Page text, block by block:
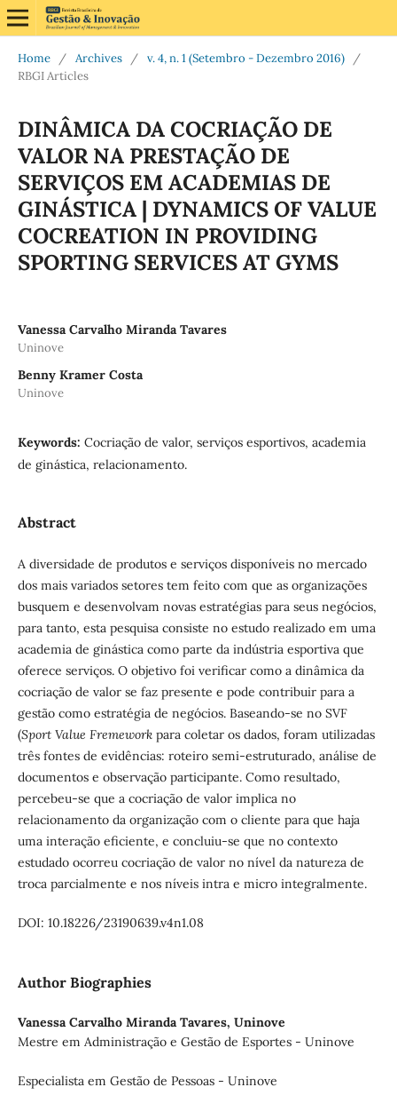
Home / Archives / v. 4, n. 1 (Setembro - Dezembro 2016)
/
RBGI Articles
DINÂMICA DA COCRIAÇÃO DE
VALOR NA PRESTAÇÃO DE
SERVIÇOS EM ACADEMIAS DE
GINÁSTICA | DYNAMICS OF VALUE
COCREATION IN PROVIDING
SPORTING SERVICES AT GYMS
Vanessa Carvalho Miranda Tavares
Uninove
Benny Kramer Costa
Uninove
Keywords: Cocriação de valor, serviços esportivos, academia
de ginástica, relacionamento.
Abstract
A diversidade de produtos e serviços disponíveis no mercado
dos mais variados setores tem feito com que as organizações
busquem e desenvolvam novas estratégias para seus negócios,
para tanto, esta pesquisa consiste no estudo realizado em uma
academia de ginástica como parte da indústria esportiva que
oferece serviços. O objetivo foi verificar como a dinâmica da
cocriação de valor se faz presente e pode contribuir para a
gestão como estratégia de negócios. Baseando-se no SVF
(Sport Value Fremeworkpara coletar os dados, foram utilizadas
três fontes de evidências: roteiro semi-estruturado, análise de
documentos e observação participante. Como resultado,
percebeu-se que a cocriação de valor implica no
relacionamento da organização com o cliente para que haja
uma interação eficiente, e concluiu-se que no contexto
estudado ocorreu cocriação de valor no nível da natureza de
troca parcialmente e nos níveis intra e micro integralmente.
DOI: 10.18226/23190639.v4n1.08
Author Biographies
Vanessa Carvalho Miranda Tavares, Uninove
Mestre em Administração e Gestão de Esportes - Uninove
Especialista em Gestão de Pessoas - Uninove